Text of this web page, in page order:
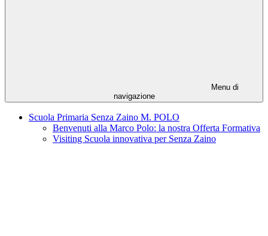
Menu di
navigazione
Scuola Primaria Senza Zaino M. POLO
Benvenuti alla Marco Polo: la nostra Offerta Formativa
Visiting Scuola innovativa per Senza Zaino